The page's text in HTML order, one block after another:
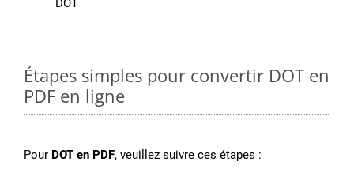
DOT
Étapes simples pour convertir DOT en
PDF en ligne
Pour DOT en PDF, veuillez suivre ces étapes :